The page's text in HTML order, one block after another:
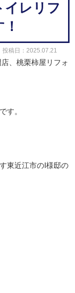
レリフ
投稿日：2025.07.21
、桃栗柿屋リフォ
す。
東近江市のI様邸の